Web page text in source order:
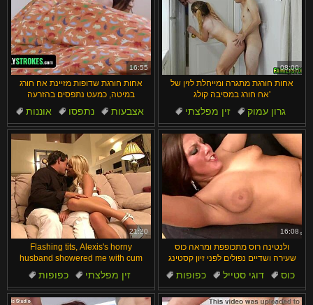
한국어
汉语
Suomi
Bahasa Melayu
Ελληνικά
Čeština
Magyar
الع َر َب ِية.
Português
Svenska
Français
English
日本語
ह िन ्द ी
Türkçe
Български
Dansk
16:55
אחות חורגת שדופות מזיינת אח חורג
במיטה, כמעט נתפסים בהזרעה
אוננות נתפסו
אצבעות
זיונים
טאבו
08:00
אחות חורגת מתגרה ומייחלת לזין של
אח חורג במסיבה קולג'
זין מפלצתי
גרון עמוק
ציצים טבעיים
מכללה זין
21:20
Flashing tits, Alexis's horny
husband showered me with cum
כפופות
זין מפלצתי
גרון עמוק
אמבטיה
16:08
ולנטינה רוס מתכופפת ומראה כוס
שעירה ושדיים נפולים לפני זיון קסטינג
כפופות דוגי סטייל
כוס
ציצים טבעיים
פעירה